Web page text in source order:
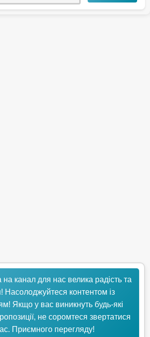
канал для нас велика радість та
Насолоджуйтеся контентом із
Якщо у вас виникнуть будь-які
не соромтеся звертатися
Приємного перегляду!